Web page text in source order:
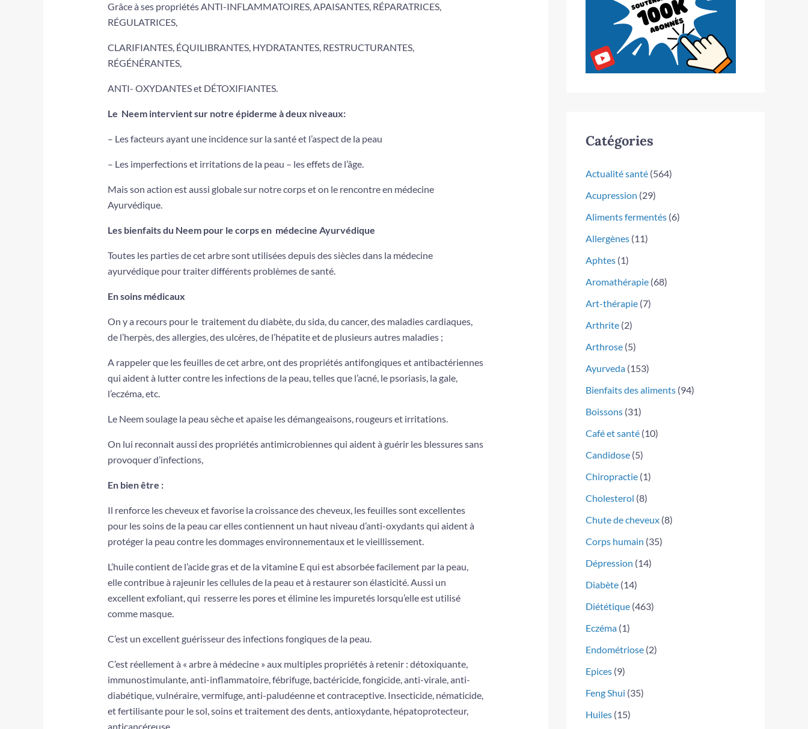
Grâce à ses propriétés ANTI-INFLAMMATOIRES, APAISANTES, RÉPARATRICES,
RÉGULATRICES,
CLARIFIANTES, ÉQUILIBRANTES, HYDRATANTES, RESTRUCTURANTES,
RÉGÉNÉRANTES,
ANTI- OXYDANTES et DÉTOXIFIANTES.
Le Neem intervient sur notre épiderme à deux niveaux:
– Les facteurs ayant une incidence sur la santé et l’aspect de la peau
– Les imperfections et irritations de la peau – les effets de l’âge.
Mais son action est aussi globale sur notre corps et on le rencontre en médecine
Ayurvédique.
Les bienfaits du Neem pour le corps en médecine Ayurvédique
Toutes les parties de cet arbre sont utilisées depuis des siècles dans la médecine
ayurvédique pour traiter différents problèmes de santé.
En soins médicaux
On y a recours pour le traitement du diabète, du sida, du cancer, des maladies cardiaques,
de l’herpès, des allergies, des ulcères, de l’hépatite et de plusieurs autres maladies ;
A rappeler que les feuilles de cet arbre, ont des propriétés antifongiques et antibactériennes
qui aident à lutter contre les infections de la peau, telles que l’acné, le psoriasis, la gale,
l’eczéma, etc.
Le Neem soulage la peau sèche et apaise les démangeaisons, rougeurs et irritations.
On lui reconnait aussi des propriétés antimicrobiennes qui aident à guérir les blessures sans
provoquer d’infections,
En bien être :
Il renforce les cheveux et favorise la croissance des cheveux, les feuilles sont excellentes
pour les soins de la peau car elles contiennent un haut niveau d’anti-oxydants qui aident à
protéger la peau contre les dommages environnementaux et le vieillissement.
L’huile contient de l’acide gras et de la vitamine E qui est absorbée facilement par la peau,
elle contribue à rajeunir les cellules de la peau et à restaurer son élasticité. Aussi un
excellent exfoliant, qui resserre les pores et élimine les impuretés lorsqu’elle est utilisé
comme masque.
C’est un excellent guérisseur des infections fongiques de la peau.
C’est réellement à « arbre à médecine » aux multiples propriétés à retenir : détoxiquante,
immunostimulante, anti-inflammatoire, fébrifuge, bactéricide, fongicide, anti-virale, anti-
diabétique, vulnéraire, vermifuge, anti-paludéenne et contraceptive. Insecticide, nématicide,
et fertilisante pour le sol, soins et traitement des dents, antioxydante, hépatoprotecteur,
anticancéreuse.
Catégories
Actualité santé (564)
Acupression (29)
Aliments fermentés (6)
Allergènes (11)
Aphtes (1)
Aromathérapie (68)
Art-thérapie (7)
Arthrite (2)
Arthrose (5)
Ayurveda (153)
Bienfaits des aliments (94)
Boissons (31)
Café et santé (10)
Candidose (5)
Chiropractie (1)
Cholesterol (8)
Chute de cheveux (8)
Corps humain (35)
Dépression (14)
Diabète (14)
Diététique (463)
Eczéma (1)
Endométriose (2)
Epices (9)
Feng Shui (35)
Huiles (15)